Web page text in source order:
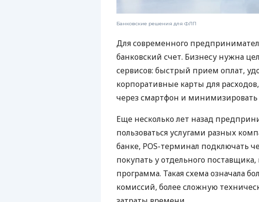
Банковские решения для ФЛП
Для современного
банковский счет. Бизнесу нужна
сервисов: быстрый прием оплат,
корпоративные карты для
через смартфон и
Еще несколько лет назад
пользоваться услугами разных
банке, POS-терминал подключать
покупать у отдельного
программа. Такая схема означала
комиссий, более сложную